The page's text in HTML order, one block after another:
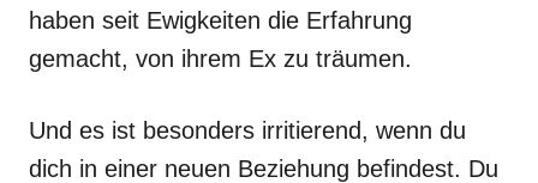
haben seit Ewigkeiten die Erfahrung
gemacht, von ihrem Ex zu träumen.
Und es ist besonders irritierend, wenn du
dich in einer neuen Beziehung befindest. Du